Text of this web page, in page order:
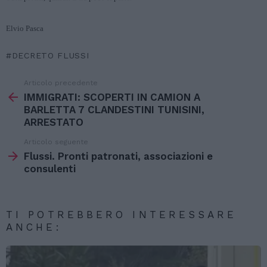
Elvio Pasca
DECRETO FLUSSI
di
Articolo precedente
IMMIGRATI: SCOPERTI IN CAMION A
BARLETTA 7 CLANDESTINI TUNISINI,
ARRESTATO
Articolo seguente
Flussi. Pronti patronati, associazioni e
consulenti
TI POTREBBERO INTERESSARE
ANCHE: